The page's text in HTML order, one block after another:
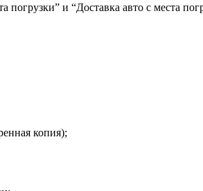
погрузки” и “Доставка авто с места
копия);